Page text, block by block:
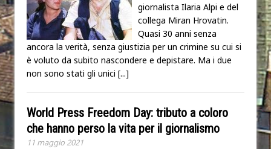
giornalista Ilaria Alpi e del
collega Miran Hrovatin.
Quasi 30 anni senza
ancora la verità, senza giustizia per un crimine su cui si
è voluto da subito nascondere e depistare. Ma i due
non sono stati gli unici [...]
World Press Freedom Day: tributo a coloro
che hanno perso la vita per il giornalismo
11 maggio 2021